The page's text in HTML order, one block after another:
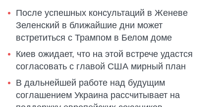
После успешных консультаций в Женеве
Зеленский в ближайшие дни может
встретиться с Трампом в Белом доме
Киев ожидает, что на этой встрече удастся
согласовать с главой США мирный план
В дальнейшей работе над будущим
соглашением Украина рассчитывает на